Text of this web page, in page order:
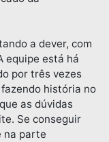
a dever, com
equipe está há
por três vezes
história no
as dúvidas
Se conseguir
na parte